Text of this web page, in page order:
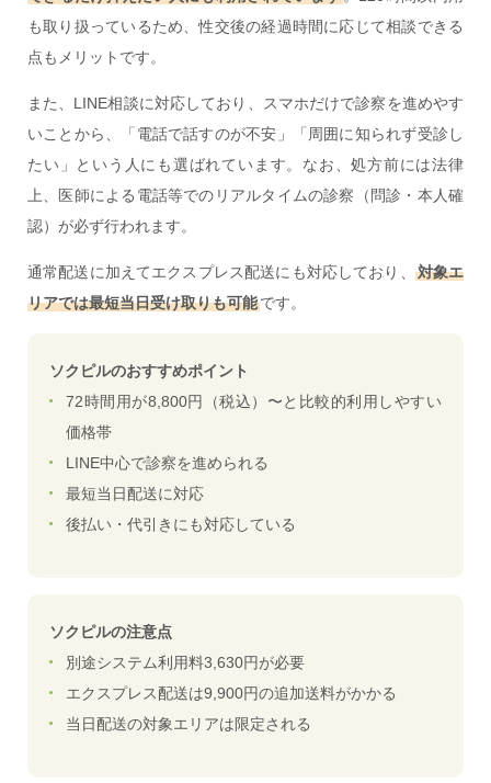
も取り扱っているため、性交後の経過時間に応じて相談できる
点もメリットです。
また、LINE相談に対応しており、スマホだけで診察を進めやす
いことから、「電話で話すのが不安」「周囲に知られず受診し
たい」という人にも選ばれています。なお、処方前には法律
上、医師による電話等でのリアルタイムの診察（問診・本人確
認）が必ず行われます。
通常配送に加えてエクスプレス配送にも対応しており、
対象エ
リアでは最短当日受け取りも可能です。
ソクピルのおすすめポイント
72時間用が8,800円（税込）〜と比較的利用しやすい
価格帯
LINE中心で診察を進められる
最短当日配送に対応
後払い・代引きにも対応している
ソクピルの注意点
別途システム利用料3,630円が必要
エクスプレス配送は9,900円の追加送料がかかる
当日配送の対象エリアは限定される